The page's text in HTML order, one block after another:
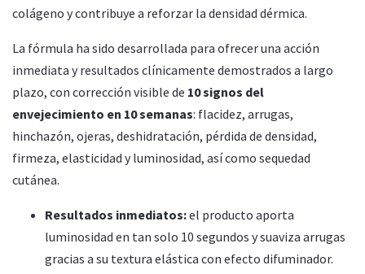
colágeno y contribuye a reforzar la densidad dérmica.
La fórmula ha sido desarrollada para ofrecer una acción
inmediata y resultados clínicamente demostrados a largo
plazo, con corrección visible de 10 signos del
envejecimiento en 10 semanas: flacidez, arrugas,
hinchazón, ojeras, deshidratación, pérdida de densidad,
firmeza, elasticidad y luminosidad, así como sequedad
cutánea.
Resultados inmediatos:el producto aporta
luminosidad en tan solo 10 segundos y suaviza arrugas
gracias a su textura elástica con efecto difuminador.